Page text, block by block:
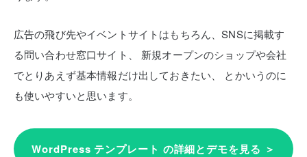
広告の飛び先やイベントサイトはもちろん、SNSに掲載す
る問い合わせ窓口サイト、
新規オープンのショップや会社
でとりあえず基本情報だけ出しておきたい、
とかいうのに
も使いやすいと思います。
WordPress テンプレート の詳細とデモを見る ＞